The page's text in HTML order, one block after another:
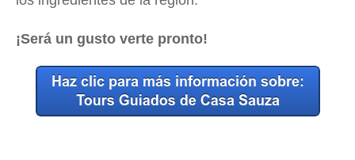
¡Será un gusto verte pronto!